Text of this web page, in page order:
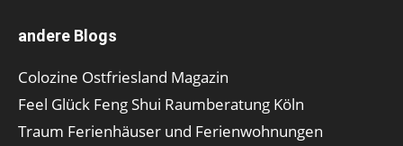
andere Blogs
Colozine Ostfriesland Magazin
Feel Glück Feng Shui Raumberatung Köln
Traum Ferienhäuser und Ferienwohnungen